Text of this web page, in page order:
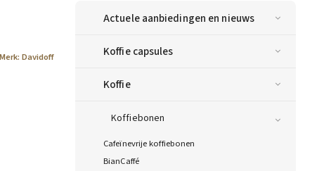
Actuele aanbiedingen en nieuws
Koffie capsules
Koffie
Koffiebonen
Cafeïnevrije koffiebonen
BianCaffé
Merk: Davidoff